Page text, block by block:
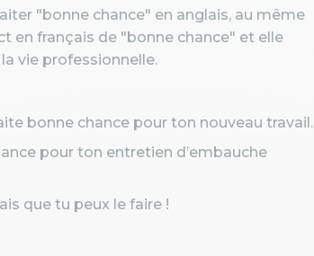
"bonne chance" en anglais, au même
en français de "bonne chance" et elle
vie professionnelle.
bonne chance pour ton nouveau travail.
pour ton entretien d’embauche
que tu peux le faire !